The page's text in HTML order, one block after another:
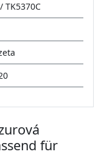
TK5370C
für